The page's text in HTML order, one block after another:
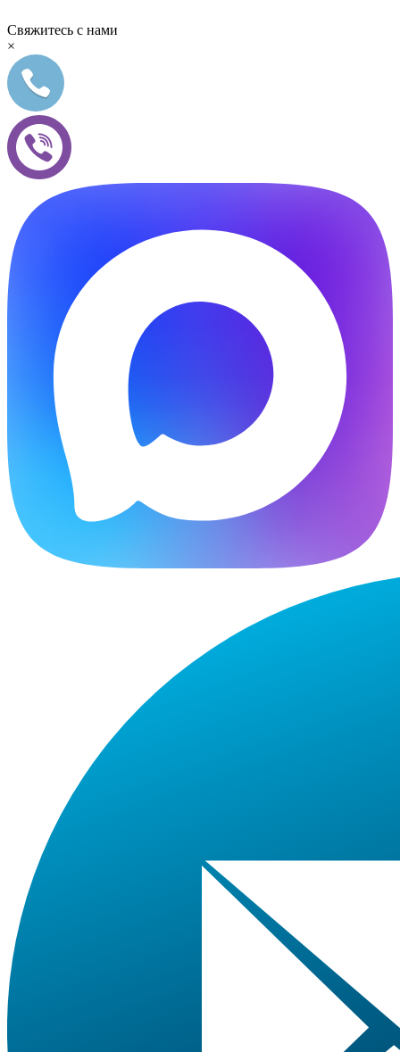
Свяжитесь с нами
×